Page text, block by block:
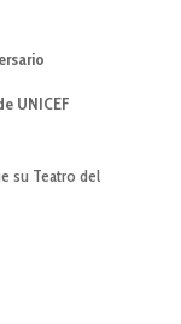
UNICEF
su Teatro del